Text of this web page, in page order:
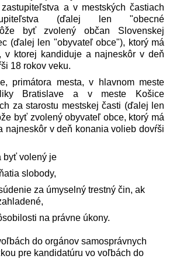
a v mestských častiach
(ďalej len "obecné
byť zvolený občan Slovenskej
(ďalej len "obyvateľ obce"), ktorý má
v ktorej kandiduje a najneskôr v deň
18 rokov veku.
primátora mesta, v hlavnom meste
Bratislave a v meste Košice
za starostu mestskej časti (ďalej len
byť zvolený obyvateľ obce, ktorý má
najneskôr v deň konania volieb dovŕši
byť volený je
slobody,
za úmyselný trestný čin, ak
na právne úkony.
do orgánov samosprávnych
pre kandidatúru vo voľbách do